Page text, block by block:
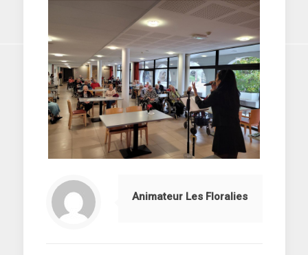
Animateur Les Floralies